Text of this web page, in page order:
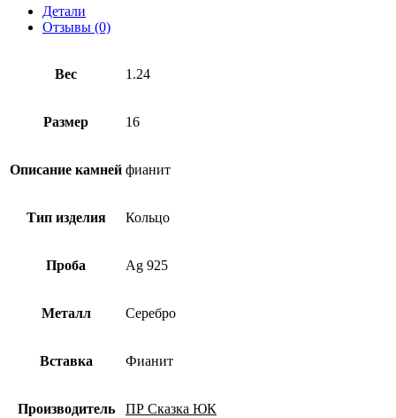
пробы
Детали
Отзывы (0)
Вес 1.24
Размер 16
Описание камней фианит
Тип изделия Кольцо
Проба Ag 925
Металл Серебро
Вставка Фианит
Производитель ПР Сказка ЮК